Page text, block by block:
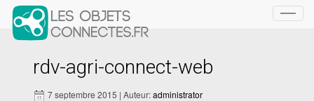
rdv-agri-connect-web
7 septembre 2015 | Auteur:administrator